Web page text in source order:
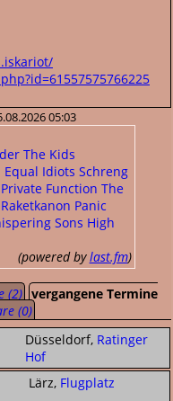
05:03
The Kids
Equal Idiots Schreng
Private Function The
Raketkanon Panic
Sons High
(powered bylast.fm)
(2) vergangene Termine
(0)
Düsseldorf, Ratinger
Hof
Lärz, Flugplatz